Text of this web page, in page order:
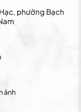
phường Bạch
ảnh